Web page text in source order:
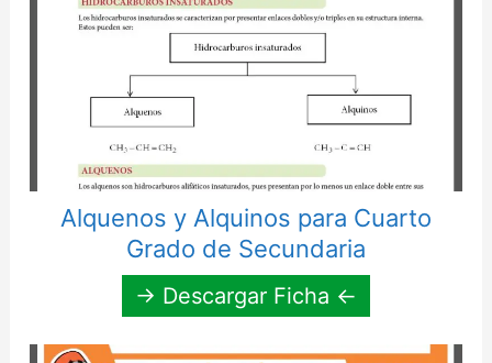
Alquenos y Alquinos para Cuarto
Grado de Secundaria
→ Descargar Ficha ←